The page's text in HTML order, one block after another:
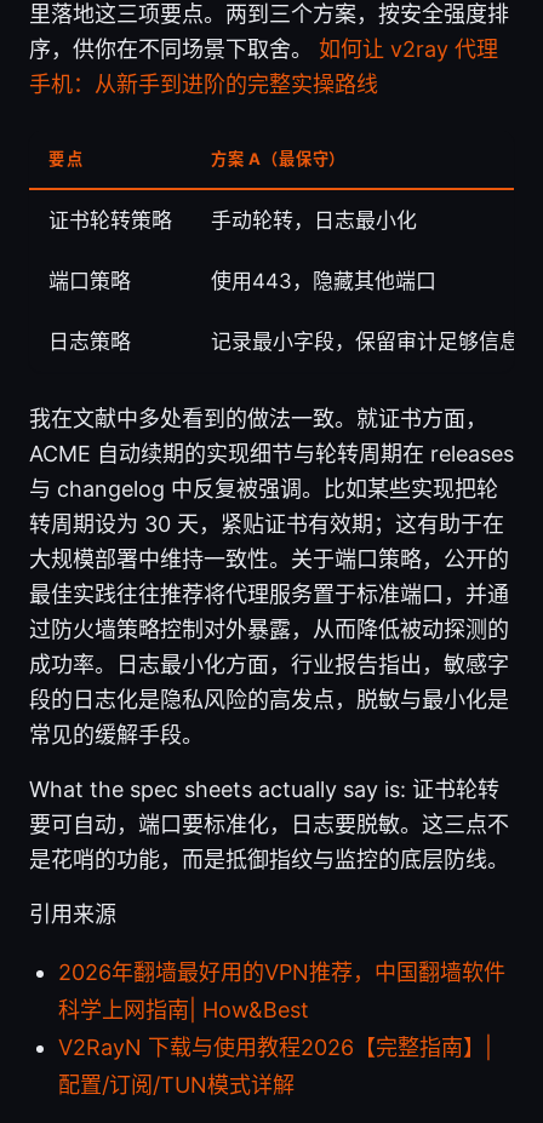
里落地这三项要点。两到三个方案，按安全强度排
序，供你在不同场景下取舍。 如何让 v2ray 代理
手机：从新手到进阶的完整实操路线
要点 方案 A（最保守）
证书轮转策略 手动轮转，日志最小化
端口策略 使用443，隐藏其他端口
日志策略 记录最小字段，保留审计足够信息
我在文献中多处看到的做法一致。就证书方面，
ACME 自动续期的实现细节与轮转周期在 releases
与 changelog 中反复被强调。比如某些实现把轮
转周期设为 30 天，紧贴证书有效期；这有助于在
大规模部署中维持一致性。关于端口策略，公开的
最佳实践往往推荐将代理服务置于标准端口，并通
过防火墙策略控制对外暴露，从而降低被动探测的
成功率。日志最小化方面，行业报告指出，敏感字
段的日志化是隐私风险的高发点，脱敏与最小化是
常见的缓解手段。
What the spec sheets actually say is: 证书轮转
要可自动，端口要标准化，日志要脱敏。这三点不
是花哨的功能，而是抵御指纹与监控的底层防线。
引用来源
2026年翻墙最好用的VPN推荐，中国翻墙软件
科学上网指南| How&Best
V2RayN 下载与使用教程2026【完整指南】|
配置/订阅/TUN模式详解